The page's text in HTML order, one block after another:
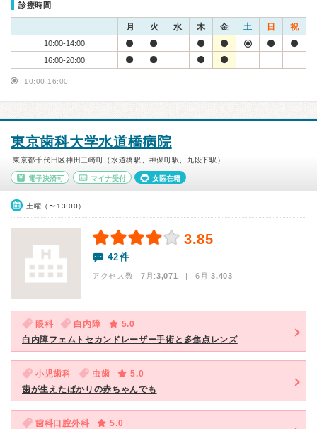
診療時間
月 火 水 木 金 土 日 祝
10:00-14:00
16:00-20:00
10:00-16:00
東京歯科大学水道橋病院
東京都千代田区神田三崎町（水道橋駅、神保町駅、九段下駅）
電子決済可 マイナ受付 女医在籍
土曜（〜13:00）
3.85
42件
アクセス数 7月:3,071 | 6月:3,403
眼科 白内障
5.0
白内障フェムトセカンドレーザー手術と多焦点レンズ
小児歯科 虫歯
5.0
歯が生えたばかりの赤ちゃんでも
歯科口腔外科
5.0